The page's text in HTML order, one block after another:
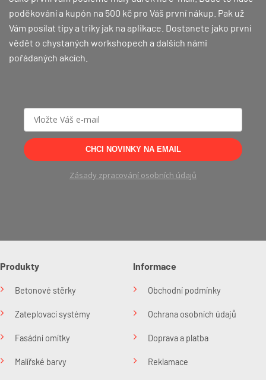
poděkování a kupón na 500 kč pro Váš první nákup. Pak už
Vám posílat tipy a triky jak na aplikace. Dostanete jako první
vědět o chystaných workshopech a dalších námi
pořádaných akcích.
CHCI NOVINKY NA EMAIL
Zásady zpracování osobních údajů
Produkty
Betonové stěrky
Zateplovací systémy
Fasádní omítky
Malířské barvy
Informace
Obchodní podmínky
Ochrana osobních údajů
Doprava a platba
Reklamace